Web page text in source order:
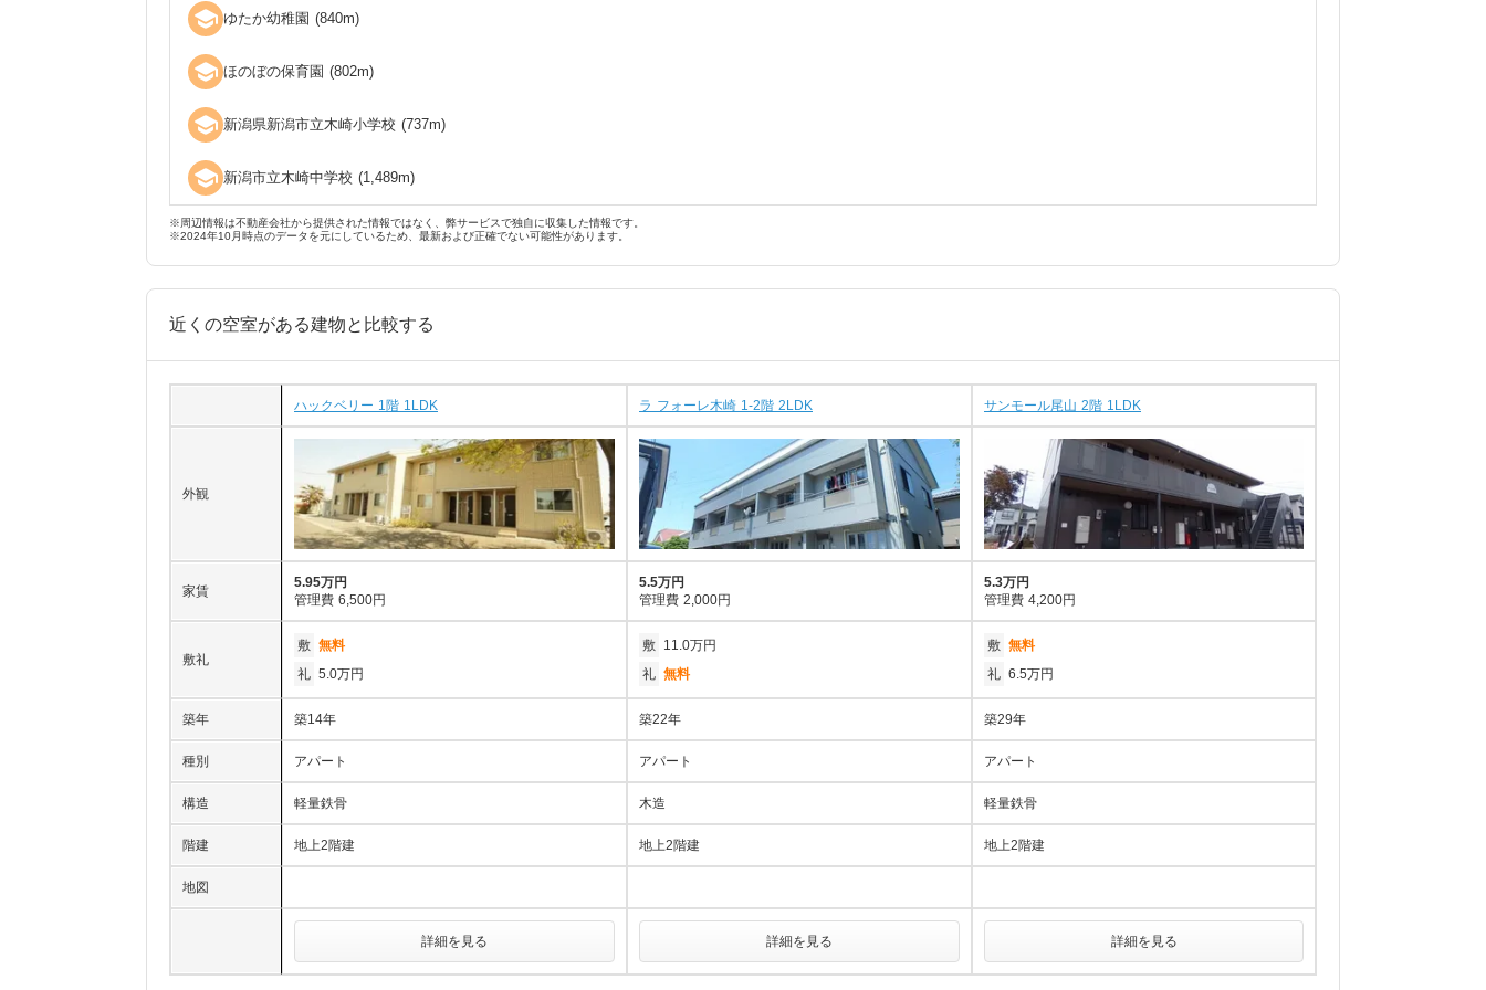
school ゆたか幼稚園 (840m)
school ほのぼの保育園 (802m)
school 新潟県新潟市立木崎小学校 (737m)
school 新潟市立木崎中学校 (1,489m)
※周辺情報は不動産会社から提供された情報ではなく、弊サービスで独自に収集した情報です。
※2024年10月時点のデータを元にしているため、最新および正確でない可能性があります。
近くの空室がある建物と比較する
ハックベリー 1階 1LDK ラ フォーレ木崎 1-2階 2LDK サンモール尾山 2階 1LDK
外観
家賃
5.95万円
管理費 6,500円
5.5万円
管理費 2,000円
5.3万円
管理費 4,200円
敷礼
敷 無料
礼 5.0万円
敷 11.0万円
礼 無料
敷 無料
礼 6.5万円
築年 築14年 築22年 築29年
種別 アパート アパート アパート
構造 軽量鉄骨 木造 軽量鉄骨
階建 地上2階建 地上2階建 地上2階建
地図
詳細を見る 詳細を見る 詳細を見る